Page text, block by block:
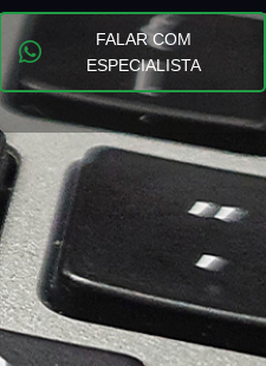
FALAR COM
ESPECIALISTA